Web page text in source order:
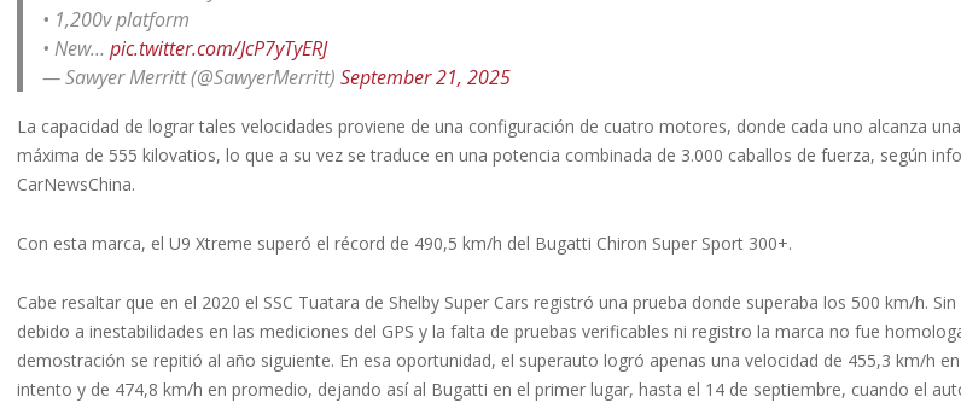
• 1,200v platform
• New… pic.twitter.com/JcP7yTyERJ
— Sawyer Merritt (@SawyerMerritt) September 21, 2025
La capacidad de lograr tales velocidades proviene de una configuración de cuatro motores, donde cada uno alcanza
máxima de 555 kilovatios, lo que a su vez se traduce en una potencia combinada de 3.000 caballos de fuerza, según
CarNewsChina.
Con esta marca, el U9 Xtreme superó el récord de 490,5 km/h del Bugatti Chiron Super Sport 300+.
Cabe resaltar que en el 2020 el SSC Tuatara de Shelby Super Cars registró una prueba donde superaba los 500 km/h.
debido a inestabilidades en las mediciones del GPS y la falta de pruebas verificables ni registro la marca no fue
demostración se repitió al año siguiente. En esa oportunidad, el superauto logró apenas una velocidad de 455,3 km/h
intento y de 474,8 km/h en promedio, dejando así al Bugatti en el primer lugar, hasta el 14 de septiembre, cuando el